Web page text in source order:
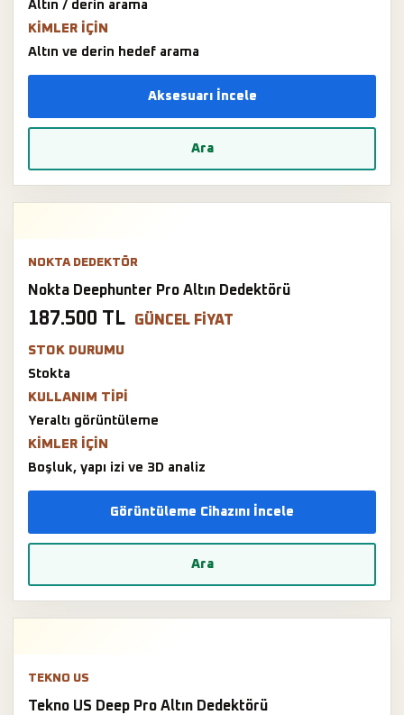
Altın / derin arama
KIMLER IÇIN
Altın ve derin hedef arama
Aksesuarı İncele
Ara
NOKTA DEDEKTÖR
Nokta Deephunter Pro Altın Dedektörü
187.500 TL GÜNCEL FIYAT
STOK DURUMU
Stokta
KULLANIM TIPI
Yeraltı görüntüleme
KIMLER IÇIN
Boşluk, yapı izi ve 3D analiz
Görüntüleme Cihazını İncele
Ara
TEKNO US
Tekno US Deep Pro Altın Dedektörü